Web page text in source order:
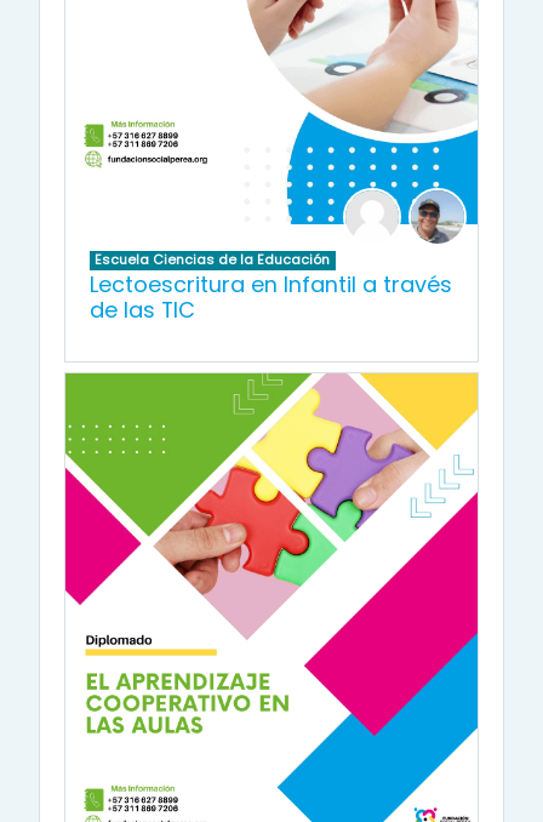
Escuela Ciencias de la Educación
Lectoescritura en Infantil a través
de las TIC